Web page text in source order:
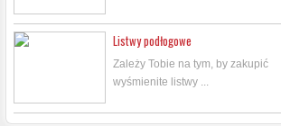
Listwy podłogowe
Zależy Tobie na tym, by zakupić
wyśmienite listwy ...